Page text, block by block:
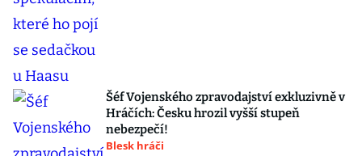
Šéf Vojenského zpravodajství exkluzivně v
Hráčích: Česku hrozil vyšší stupeň
nebezpečí!
Blesk hráči